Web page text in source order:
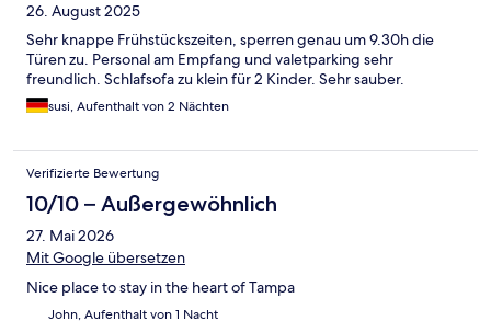
26. August 2025
Sehr knappe Frühstückszeiten, sperren genau um 9.30h die
Türen zu. Personal am Empfang und valetparking sehr
freundlich. Schlafsofa zu klein für 2 Kinder. Sehr sauber.
susi, Aufenthalt von 2 Nächten
Verifizierte Bewertung
10/10 – Außergewöhnlich
27. Mai 2026
Mit Google übersetzen
Nice place to stay in the heart of Tampa
John, Aufenthalt von 1 Nacht